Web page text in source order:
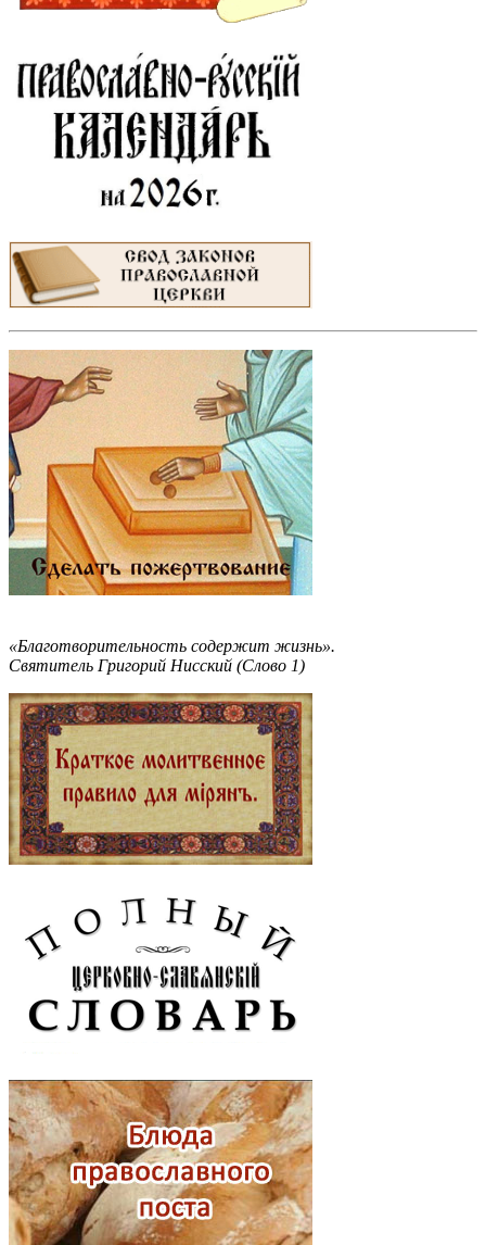
«Благотворительность содержит жизнь».
Святитель Григорий Нисский (Слово 1)